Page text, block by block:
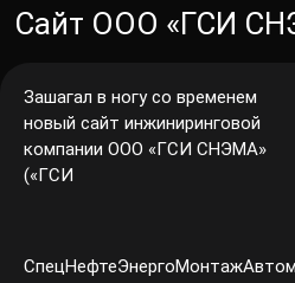
Сайт ООО «ГСИ
Зашагал в ногу со временем
новый сайт инжиниринговой
компании ООО «ГСИ СНЭМА»
(«ГСИ